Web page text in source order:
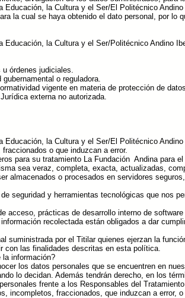
Educación, la Cultura y el Ser/El Politécnico
la cual se haya obtenido el dato personal, por lo
Educación, la Cultura y el Ser/Politécnico Andino
órdenes judiciales.
o reguladora.
vigente en materia de protección de
externa no autorizada.
Educación, la Cultura y el Ser/El Politécnico
o que induzcan a error.
para su tratamiento La Fundación Andina para
sea veraz, completa, exacta, actualizadas,
almacenados o procesados en servidores
seguridad y herramientas tecnológicas que nos
acceso, prácticas de desarrollo interno de
recolectada están obligados a dar
suministrada por el Titilar quienes ejerzan la
con las finalidades descritas en esta política.
información?
los datos personales que se encuentren en
lo decidan. Además tendrán derecho, en los
frente a los Responsables del
incompletos, fraccionados, que induzcan a error,